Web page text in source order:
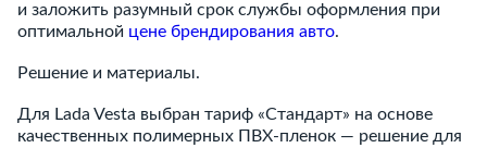
и заложить разумный срок службы оформления при
оптимальной цене брендирования авто.
Решение и материалы.
Для Lada Vesta выбран тариф «Стандарт» на основе
качественных полимерных ПВХ-пленок — решение для